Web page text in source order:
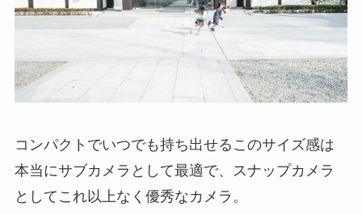
コンパクトでいつでも持ち出せるこのサイズ感は
本当にサブカメラとして最適で、スナップカメラ
としてこれ以上なく優秀なカメラ。